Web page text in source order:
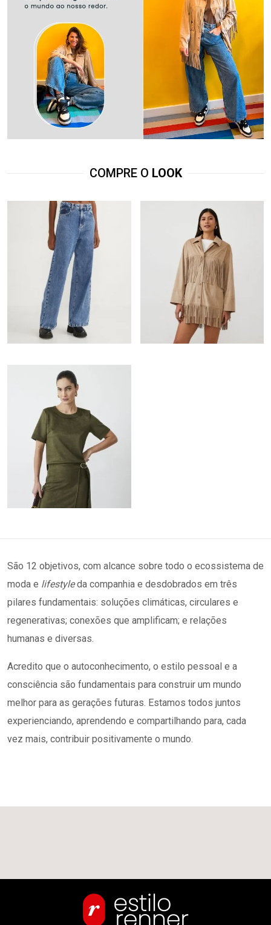
COMPRE O LOOK
São 12 objetivos, com alcance sobre todo o ecossistema de
moda e lifestyleda companhia e desdobrados em três
pilares fundamentais: soluções climáticas, circulares e
regenerativas; conexões que amplificam; e relações
humanas e diversas.
Acredito que o autoconhecimento, o estilo pessoal e a
consciência são fundamentais para construir um mundo
melhor para as gerações futuras. Estamos todos juntos
experienciando, aprendendo e compartilhando para, cada
vez mais, contribuir positivamente o mundo.